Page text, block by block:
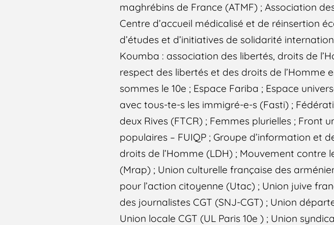
maghrébins de France (ATMF) ; Association
Centre d’accueil médicalisé et de réinsertion
d’études et d’initiatives de solidarité
Koumba : association des libertés, droits de
respect des libertés et des droits de l’Homme
sommes le 10e ; Espace Fariba ; Espace
avec tous-te-s les immigré-e-s (Fasti) ;
deux Rives (FTCR) ; Femmes plurielles ; Front
populaires – FUIQP ; Groupe d’information et
droits de l’Homme (LDH) ; Mouvement contre
(Mrap) ; Union culturelle française des
pour l’action citoyenne (Utac) ; Union juive
des journalistes CGT (SNJ-CGT) ; Union
Union locale CGT (UL Paris 10e ) ; Union